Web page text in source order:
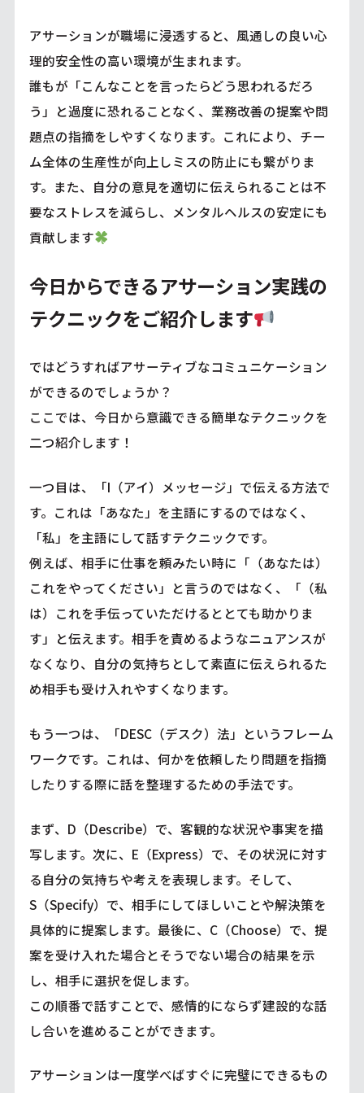
アサーションが職場に浸透すると、風通しの良い心
理的安全性の高い環境が生まれます。
誰もが「こんなことを言ったらどう思われるだろ
う」と過度に恐れることなく、業務改善の提案や問
題点の指摘をしやすくなります。これにより、チー
ム全体の生産性が向上しミスの防止にも繋がりま
す。また、自分の意見を適切に伝えられることは不
要なストレスを減らし、メンタルヘルスの安定にも
貢献します
今日からできるアサーション実践の
テクニックをご紹介します
ではどうすればアサーティブなコミュニケーション
ができるのでしょうか？
ここでは、今日から意識できる簡単なテクニックを
二つ紹介します！
一つ目は、「I（アイ）メッセージ」で伝える方法で
す。これは「あなた」を主語にするのではなく、
「私」を主語にして話すテクニックです。
例えば、相手に仕事を頼みたい時に「（あなたは）
これをやってください」と言うのではなく、「（私
は）これを手伝っていただけるととても助かりま
す」と伝えます。相手を責めるようなニュアンスが
なくなり、自分の気持ちとして素直に伝えられるた
め相手も受け入れやすくなります。
もう一つは、「DESC（デスク）法」というフレーム
ワークです。これは、何かを依頼したり問題を指摘
したりする際に話を整理するための手法です。
まず、D（Describe）で、客観的な状況や事実を描
写します。次に、E（Express）で、その状況に対す
る自分の気持ちや考えを表現します。そして、
S（Specify）で、相手にしてほしいことや解決策を
具体的に提案します。最後に、C（Choose）で、提
案を受け入れた場合とそうでない場合の結果を示
し、相手に選択を促します。
この順番で話すことで、感情的にならず建設的な話
し合いを進めることができます。
アサーションは一度学べばすぐに完璧にできるもの